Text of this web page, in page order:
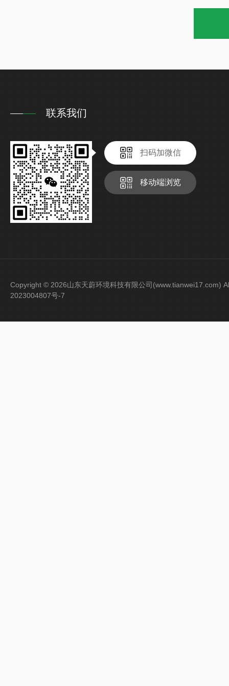
联系我们
扫码加微信
移动端浏览
Copyright © 2026山东天蔚环境科技有限公司(www.tianwei17.com)
2023004807号-7